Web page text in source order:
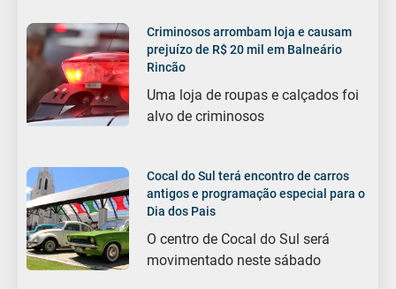
Criminosos arrombam loja e causam
prejuízo de R$ 20 mil em Balneário
Rincão
Uma loja de roupas e calçados foi
alvo de criminosos
Cocal do Sul terá encontro de carros
antigos e programação especial para o
Dia dos Pais
O centro de Cocal do Sul será
movimentado neste sábado